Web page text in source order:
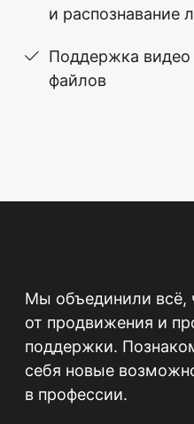
и распознавание
Поддержка видео
файлов
Мы объединили всё,
от продвижения и
поддержки.
себя новые
в профессии.